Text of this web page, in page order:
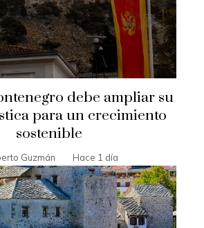
debe ampliar su
para un crecimiento
sostenible
Guzmán Hace 1 día